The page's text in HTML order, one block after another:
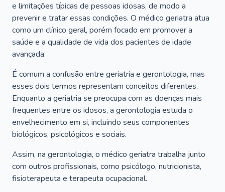
e limitações típicas de pessoas idosas, de modo a
prevenir e tratar essas condições. O médico geriatra atua
como um clínico geral, porém focado em promover a
saúde e a qualidade de vida dos pacientes de idade
avançada.
É comum a confusão entre geriatria e gerontologia, mas
esses dois termos representam conceitos diferentes.
Enquanto a geriatria se preocupa com as doenças mais
frequentes entre os idosos, a gerontologia estuda o
envelhecimento em si, incluindo seus componentes
biológicos, psicológicos e sociais.
Assim, na gerontologia, o médico geriatra trabalha junto
com outros profissionais, como psicólogo, nutricionista,
fisioterapeuta e terapeuta ocupacional.